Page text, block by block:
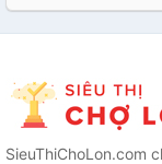
SieuThiChoLon.com